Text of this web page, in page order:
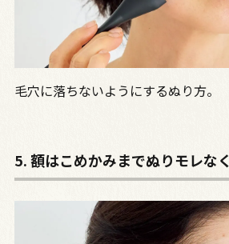
毛穴に落ちないようにするぬり方。
5. 額はこめかみまでぬりモレなく